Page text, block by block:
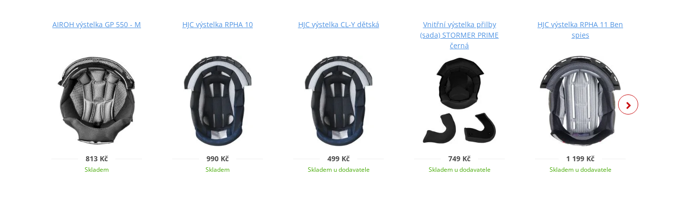
AIROH výstelka GP 550 - M
813 Kč
Skladem
HJC výstelka RPHA 10
990 Kč
Skladem
HJC výstelka CL-Y dětská
499 Kč
Skladem u dodavatele
Vnitřní výstelka přilby
(sada) STORMER PRIME
černá
749 Kč
Skladem u dodavatele
HJC výstelka RPHA 11 Ben
spies
1 199 Kč
Skladem u dodavatele